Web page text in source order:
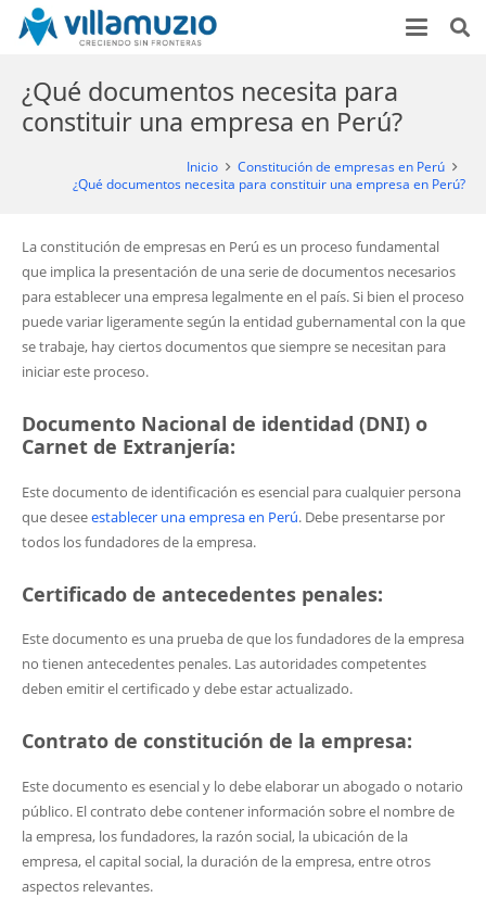
¿Qué documentos necesita para
constituir una empresa en Perú?
Inicio
Constitución de empresas en Perú
¿Qué documentos necesita para constituir una empresa en Perú?
La constitución de empresas en Perú es un proceso fundamental
que implica la presentación de una serie de documentos necesarios
para establecer una empresa legalmente en el país. Si bien el proceso
puede variar ligeramente según la entidad gubernamental con la que
se trabaje, hay ciertos documentos que siempre se necesitan para
iniciar este proceso.
Documento Nacional de identidad (DNI) o
Carnet de Extranjería:
Este documento de identificación es esencial para cualquier persona
que deseeestablecer una empresa en Perú. Debe presentarse por
todos los fundadores de la empresa.
Certificado de antecedentes penales:
Este documento es una prueba de que los fundadores de la empresa
no tienen antecedentes penales. Las autoridades competentes
deben emitir el certificado y debe estar actualizado.
Contrato de constitución de la empresa:
Este documento es esencial y lo debe elaborar un abogado o notario
público. El contrato debe contener información sobre el nombre de
la empresa, los fundadores, la razón social, la ubicación de la
empresa, el capital social, la duración de la empresa, entre otros
aspectos relevantes.